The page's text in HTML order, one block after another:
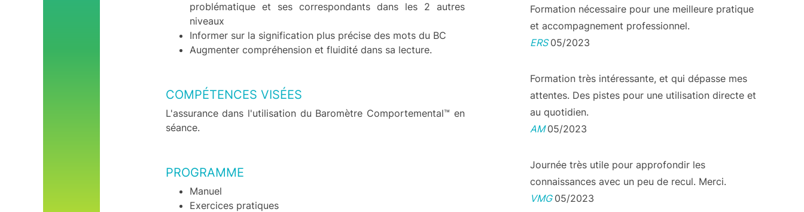
problématique et ses correspondants dans les 2 autres
niveaux
Informer sur la signification plus précise des mots du BC
Augmenter compréhension et fluidité dans sa lecture.
COMPÉTENCES VISÉES
L'assurance dans l'utilisation du Baromètre Comportemental™ en
séance.
PROGRAMME
Manuel
Exercices pratiques
Formation nécessaire pour une meilleure pratique
et accompagnement professionnel.
ERS05/2023
Formation très intéressante, et qui dépasse mes
attentes. Des pistes pour une utilisation directe et
au quotidien.
AM05/2023
Journée très utile pour approfondir les
connaissances avec un peu de recul. Merci.
VMG 05/2023